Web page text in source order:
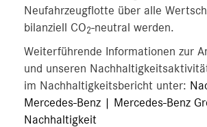
Neufahrzeugflotte über alle
bilanziell CO2-neutral werden.
Weiterführende Informationen zur
und unseren
im Nachhaltigkeitsbericht unter:
Mercedes-Benz | Mercedes-Benz
Nachhaltigkeit